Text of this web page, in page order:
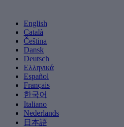
English
Català
Čeština
Dansk
Deutsch
Ελληνικά
Español
Français
한국어
Italiano
Nederlands
日本語